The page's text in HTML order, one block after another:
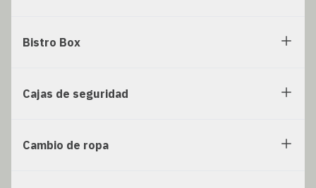
Bistro Box
Cajas de seguridad
Cambio de ropa